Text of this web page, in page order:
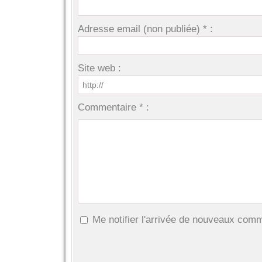
Adresse email (non publiée) * :
Site web :
Commentaire * :
Me notifier l'arrivée de nouveaux